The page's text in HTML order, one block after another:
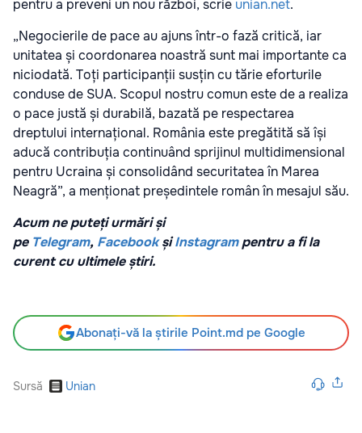
pentru a preveni un nou război, scrie unian.net.
„Negocierile de pace au ajuns într-o fază critică, iar
unitatea și coordonarea noastră sunt mai importante ca
niciodată. Toți participanții susțin cu tărie eforturile
conduse de SUA. Scopul nostru comun este de a realiza
o pace justă și durabilă, bazată pe respectarea
dreptului internațional. România este pregătită să își
aducă contribuția continuând sprijinul multidimensional
pentru Ucraina și consolidând securitatea în Marea
Neagră”, a menționat președintele român în mesajul său.
Acum ne puteți urmări și
pe Telegram, Facebook șiInstagrampentru a fi la
curent cu ultimele știri.
Abonați-vă la știrile Point.md pe Google
Sursă Unian